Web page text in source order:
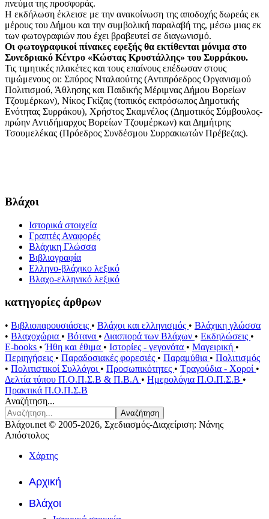
πνεύμα της προσφοράς.
Η εκδήλωση έκλεισε με την ανακοίνωση της αποδοχής δωρεάς εκ
μέρους του Δήμου και την συμβολική παραλαβή της, μέσω μιας εκ
των φωτογραφιών που έχει βραβευτεί σε διαγωνισμό.
Οι φωτογραφικοί πίνακες εφεξής θα εκτίθενται μόνιμα στο
Συνεδριακό Κέντρο «Κώστας Κρυστάλλης» του Συρράκου.
Τις τιμητικές πλακέτες και τους επαίνους επέδωσαν στους
τιμώμενους οι: Σπύρος Νταλαούτης (Αντιπρόεδρος Οργανισμού
Πολιτισμού, Άθλησης και Παιδικής Μέριμνας Δήμου Βορείων
Τζουμέρκων), Νίκος Γκίζας (τοπικός εκπρόσωπος Δημοτικής
Ενότητας Συρράκου), Χρήστος Σκαμνέλος (Δημοτικός Σύμβουλος-
πρώην Αντιδήμαρχος Βορείων Τζουμέρκων) και Δημήτρης
Τσουμελέκας (Πρόεδρος Συνδέσμου Συρρακιωτών Πρέβεζας).
Βλάχοι
Ιστορικά στοιχεία
Γραπτές Αναφορές
Βλάχικη Γλώσσα
Βιβλιογραφία
Ελληνο-βλάχικο λεξικό
Βλαχο-ελληνικό λεξικό
κατηγορίες άρθρων
• Βιβλιοπαρουσιάσεις • Βλάχοι και ελληνισμός • Βλάχικη γλώσσα
• Βλαχοχώρια • Βότανα • Διασπορά των Βλάχων • Εκδηλώσεις •
E-books •Ήθη και έθιμα • Ιστορίες - γεγονότα • Μαγειρική •
Περιηγήσεις • Παραδοσιακές φορεσιές • Παραμύθια • Πολιτισμός
• Πολιτιστικοί Συλλόγοι • Προσωπικότητες • Τραγούδια - Χοροί •
Δελτία τύπου Π.Ο.Π.Σ.Β & Π.Β.Α • Ημερολόγια Π.Ο.Π.Σ.Β •
Πρακτικά Π.Ο.Π.Σ.Β
Αναζήτηση...
Αναζήτηση
Βλάχοι.net © 2005-2026, Σχεδιασμός-Διαχείριση: Νάνης
Απόστολος
Χάρτης
Αρχική
Βλάχοι